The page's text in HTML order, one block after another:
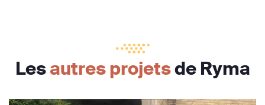
Lesautres projetsde Ryma